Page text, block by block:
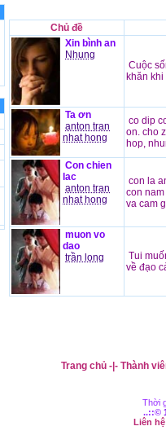
Chủ đề
Xin bình an
Nhung
Cuộc
khăn khi
Ta ơn
anton tran
nhat hong
co dip
on. cho
hop,
Con chien
lac
anton tran
nhat hong
con la
con
va cam
muon vo
dao
trần long
Tui
về đạo
Trang chủ-|- Thành
Thời
..::©
Liên